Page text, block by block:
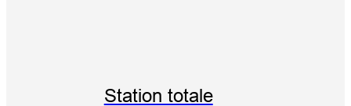
Station totale